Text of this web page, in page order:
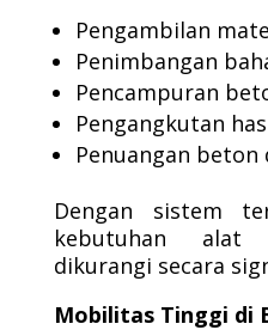
Pengambilan
Penimbangan
Pencampuran
Pengangkutan
Penuangan
Dengan sistem
kebutuhan alat
dikurangi secara
Mobilitas Tinggi di